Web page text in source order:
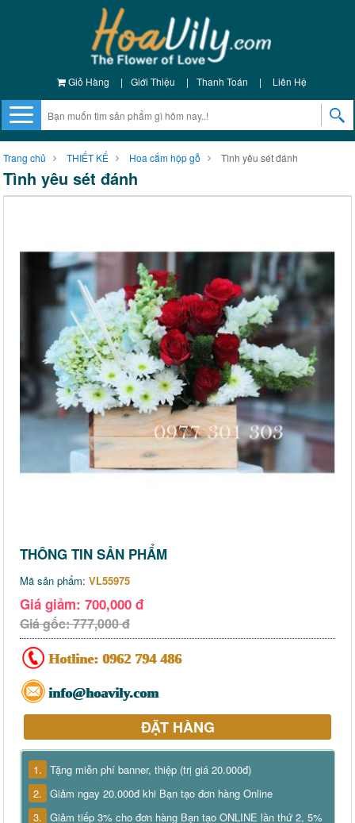
Giỏ Hàng | Giới Thiệu | Thanh Toán | Liên Hệ
Trang chủ THIẾT KẾ Hoa cắm hộp gỗ Tình yêu sét đánh
Tình yêu sét đánh
THÔNG TIN SẢN PHẨM
Mã sản phẩm: VL55975
Giá giảm: 700,000 đ
Giá gốc: 777,000 đ
Hotline: 0962 794 486
info@hoavily.com
ĐẶT HÀNG
1. Tặng miễn phí banner, thiệp (trị giá 20.000đ)
2. Giảm ngay 20.000đ khi Bạn tạo đơn hàng Online
3. Giảm tiếp 3% cho đơn hàng Bạn tạo ONLINE lần thứ 2, 5%